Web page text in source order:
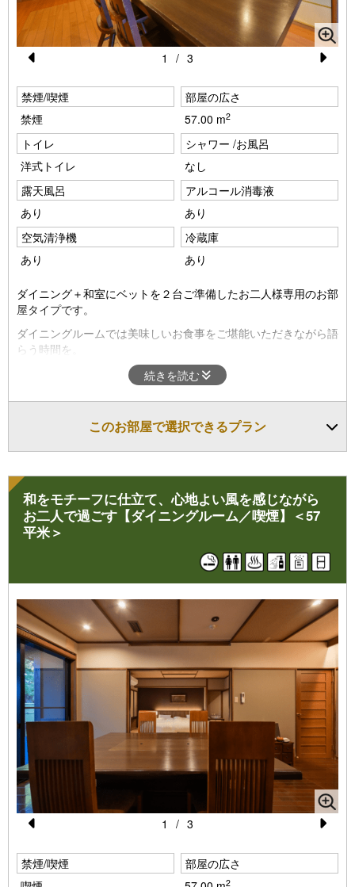
e
vi
o
u
s
e
1 / 3
禁煙/喫煙
禁煙
部屋の広さ
57.00 m2
トイレ
洋式トイレ
シャワー /お風呂
なし
露天風呂
あり
アルコール消毒液
あり
空気清浄機
あり
冷蔵庫
あり
ダイニング＋和室にベットを２台ご準備したお二人様専用のお部
屋タイプです。
ダイニングルームでは美味しいお食事をご堪能いただきながら語
らう時間を。
和室にはエアウィーヴを使用したベットが二つご用意しており快
適なベットに包まれて深い安眠を、旅の疲れを癒し新しい一日を
お迎えくださいませ。
お部屋には半露天風呂が備わっており、シャワーブースを新しく
全室にReFa（ドライヤー・ヘアアイロン・シャワーヘッド・シ
ャンプー・トリートメント）を導入いたしました。
続きを読む
このお部屋で選択できるプラン
和をモチーフに仕立て、心地よい風を感じながら
お二人で過ごす【ダイニングルーム／喫煙】＜57
平米＞
e
e
1 / 3
禁煙/喫煙
部屋の広さ
2